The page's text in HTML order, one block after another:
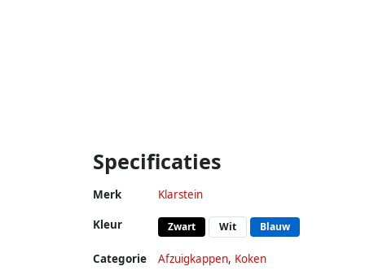
Specificaties
Merk Klarstein
Kleur Zwart Wit Blauw
Categorie Afzuigkappen, Koken